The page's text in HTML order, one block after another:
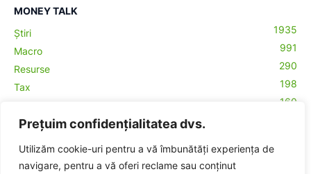
Prețuim confidențialitatea dvs.
Utilizăm cookie-uri pentru a vă îmbunătăți experiența de
navigare, pentru a vă oferi reclame sau conținut
MONEY TALK
Știri
1935
Macro
991
Resurse
290
Tax
198
160
Contabilitate
Crypto